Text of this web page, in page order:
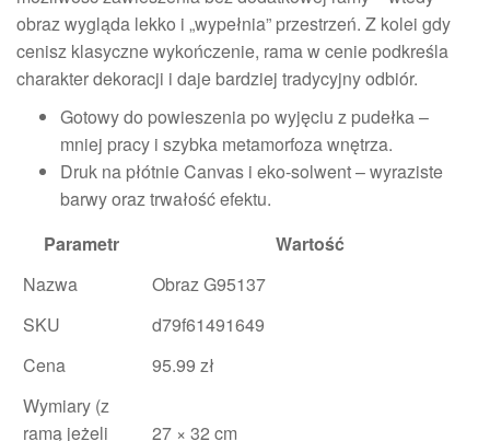
obraz wygląda lekko i „wypełnia” przestrzeń. Z kolei gdy
cenisz klasyczne wykończenie, rama w cenie podkreśla
charakter dekoracji i daje bardziej tradycyjny odbiór.
Gotowy do powieszenia po wyjęciu z pudełka –
mniej pracy i szybka metamorfoza wnętrza.
Druk na płótnie Canvas i eko-solwent – wyraziste
barwy oraz trwałość efektu.
Parametr
Wartość
Nazwa
Obraz G95137
SKU
d79f61491649
Cena
95.99 zł
Wymiary (z
ramą jeżeli
27 × 32 cm